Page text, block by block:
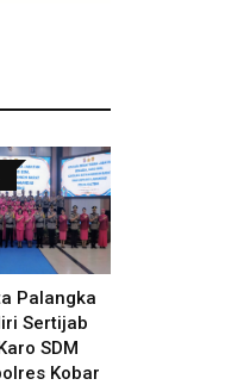
Palangka
Sertijab
SDM
Kobar